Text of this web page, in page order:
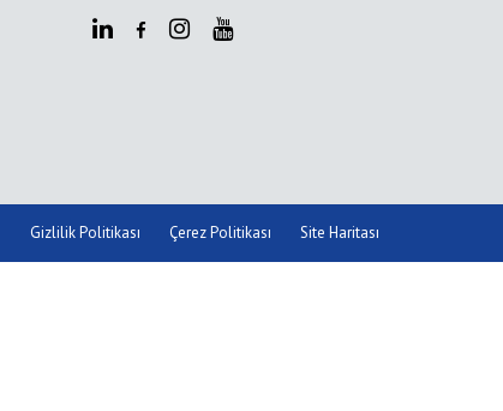
Gizlilik Politikası Çerez Politikası Site Haritası